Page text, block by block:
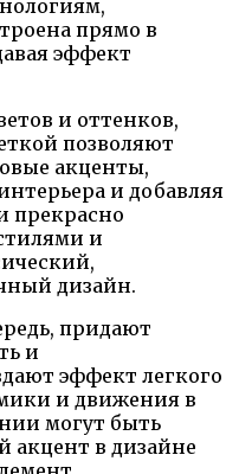
прямо в
эффект
и оттенков,
позволяют
акценты,
и добавляя
прекрасно
и
дизайн.
придают
и
эффект легкого
и движения в
могут быть
акцент в дизайне